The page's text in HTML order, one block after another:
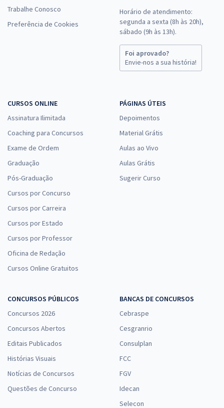
Trabalhe Conosco
Preferência de Cookies
Horário de atendimento:
segunda a sexta (8h às 20h),
sábado (9h às 13h).
Foi aprovado?
Envie-nos a sua história!
CURSOS ONLINE
Assinatura Ilimitada
Coaching para Concursos
Exame de Ordem
Graduação
Pós-Graduação
Cursos por Concurso
Cursos por Carreira
Cursos por Estado
Cursos por Professor
Oficina de Redação
Cursos Online Gratuitos
PÁGINAS ÚTEIS
Depoimentos
Material Grátis
Aulas ao Vivo
Aulas Grátis
Sugerir Curso
CONCURSOS PÚBLICOS
Concursos 2026
Concursos Abertos
Editais Publicados
Histórias Visuais
Notícias de Concursos
Questões de Concurso
BANCAS DE CONCURSOS
Cebraspe
Cesgranrio
Consulplan
FCC
FGV
Idecan
Selecon